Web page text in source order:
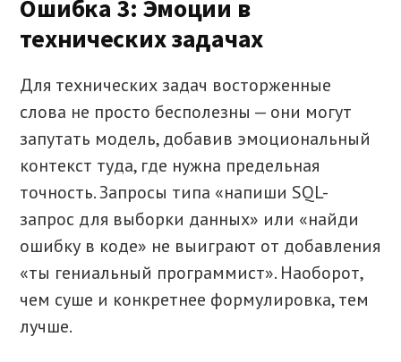
Ошибка 3: Эмоции в
технических задачах
Для технических задач восторженные
слова не просто бесполезны — они могут
запутать модель, добавив эмоциональный
контекст туда, где нужна предельная
точность. Запросы типа «напиши SQL-
запрос для выборки данных» или «найди
ошибку в коде» не выиграют от добавления
«ты гениальный программист». Наоборот,
чем суше и конкретнее формулировка, тем
лучше.